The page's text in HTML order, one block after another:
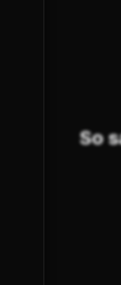
So